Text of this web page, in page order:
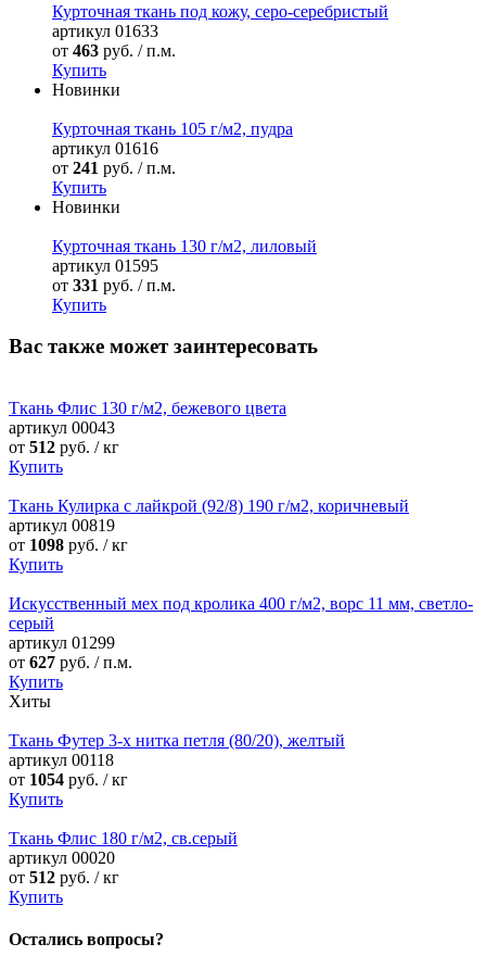
Курточная ткань под кожу, серо-серебристый
артикул 01633
от 463 руб. / п.м.
Купить
Новинки
Курточная ткань 105 г/м2, пудра
артикул 01616
от 241 руб. / п.м.
Купить
Новинки
Курточная ткань 130 г/м2, лиловый
артикул 01595
от 331 руб. / п.м.
Купить
Вас также может заинтересовать
Ткань Флис 130 г/м2, бежевого цвета
артикул 00043
от 512 руб. / кг
Купить
Ткань Кулирка с лайкрой (92/8) 190 г/м2, коричневый
артикул 00819
от 1098 руб. / кг
Купить
Искусственный мех под кролика 400 г/м2, ворс 11 мм, светло-
серый
артикул 01299
от 627 руб. / п.м.
Купить
Хиты
Ткань Футер 3-х нитка петля (80/20), желтый
артикул 00118
от 1054 руб. / кг
Купить
Ткань Флис 180 г/м2, св.серый
артикул 00020
от 512 руб. / кг
Купить
Остались вопросы?